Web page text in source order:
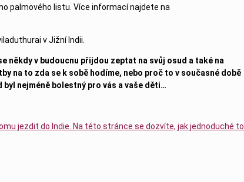
palmového listu. Více informací najdete na
v Jižní Indii.
někdy v budoucnu přijdou zeptat na svůj osud a také na
na to zda se k sobě hodíme, nebo proč to v současné době
nejméně bolestný pro vás a vaše děti…
jezdit do Indie. Na této stránce se dozvíte, jak jednoduché to